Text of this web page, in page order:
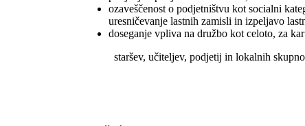
ozaveščenost o podjetništvu kot socialni
uresničevanje lastnih zamisli in izpeljavo
doseganje vpliva na družbo kot celoto, za
staršev, učiteljev, podjetij in lokalnih